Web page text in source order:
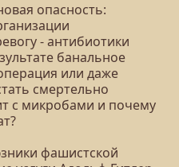
опасность:
- антибиотики
банальное
или даже
смертельно
с микробами и почему
фашистской